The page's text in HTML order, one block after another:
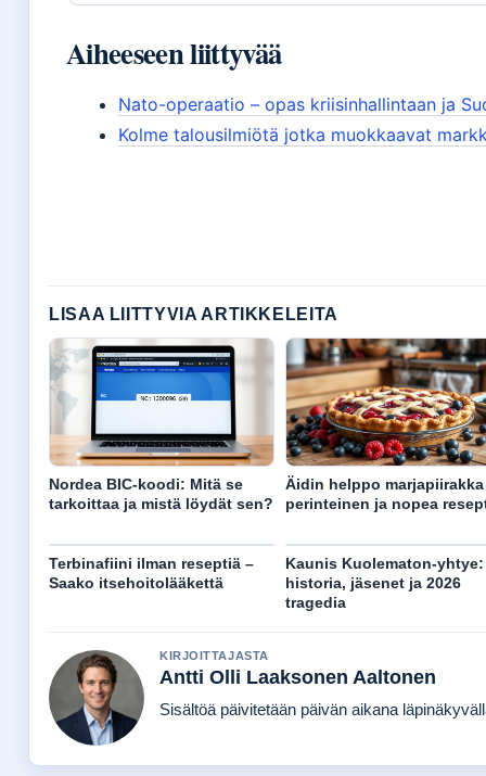
Aiheeseen liittyvää
Nato-operaatio – opas kriisinhallintaan ja
Kolme talousilmiötä jotka muokkaavat
LISAA LIITTYVIA ARTIKKELEITA
Nordea BIC-koodi: Mitä se
tarkoittaa ja mistä löydät sen?
Äidin helppo marjapiirakka
perinteinen ja nopea
Terbinafiini ilman reseptiä –
Saako itsehoitolääkettä
Kaunis Kuolematon-yhtye:
historia, jäsenet ja 2026
tragedia
KIRJOITTAJASTA
Antti Olli Laaksonen Aaltonen
Sisältöä päivitetään päivän aikana